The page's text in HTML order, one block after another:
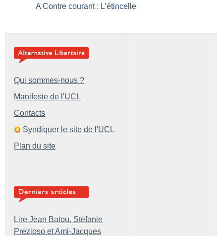
A Contre courant : L’étincelle
Qui sommes-nous ?
Manifeste de l'UCL
Contacts
Syndiquer le site de l'UCL
Plan du site
Lire Jean Batou, Stefanie
Prezioso et Ami-Jacques